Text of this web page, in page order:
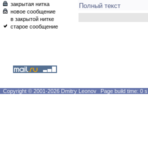
закрытая нитка
новое сообщение
в закрытой нитке
старое сообщение
Полный текст
Copyright © 2001-2026 Dmitry Leonov Page build time: 0 s